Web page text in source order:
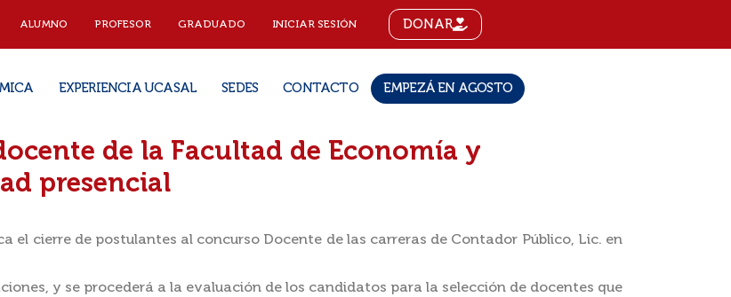
ALUMNO PROFESOR GRADUADO INICIAR SESIÓN DONAR
EXPERIENCIA UCASAL SEDES CONTACTO EMPEZÁ EN AGOSTO
de la Facultad de Economía y
presencial
el cierre de postulantes al concurso Docente de las carreras de Contador Público, Lic. en
y se procederá a la evaluación de los candidatos para la selección de docentes que